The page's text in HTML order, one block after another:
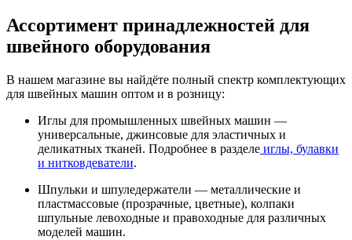
Ассортимент принадлежностей для
швейного оборудования
В нашем магазине вы найдёте полный спектр комплектующих
для швейных машин оптом и в розницу:
Иглы для промышленных швейных машин —
универсальные, джинсовые для эластичных и
деликатных тканей. Подробнее в разделе иглы, булавки
и нитковдеватели.
Шпульки и шпуледержатели — металлические и
пластмассовые (прозрачные, цветные), колпаки
шпульные левоходные и правоходные для различных
моделей машин.